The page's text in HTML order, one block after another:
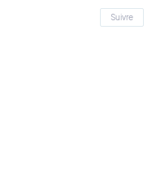
Suivre